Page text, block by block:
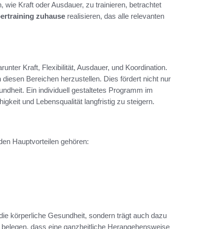
Kraft oder Ausdauer, zu trainieren, betrachtet
zuhause realisieren, das alle relevanten
Kraft, Flexibilität, Ausdauer, und Koordination.
Bereichen herzustellen. Dies fördert nicht nur
Ein individuell gestaltetes Programm im
und Lebensqualität langfristig zu steigern.
Hauptvorteilen gehören:
körperliche Gesundheit, sondern trägt auch dazu
dass eine ganzheitliche Herangehensweise